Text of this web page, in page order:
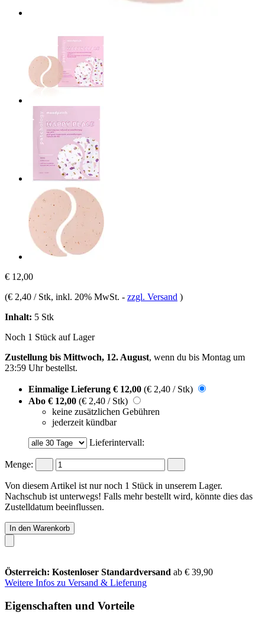
€ 12,00
(€ 2,40 / Stk, inkl. 20% MwSt. - zzgl. Versand )
Inhalt: 5 Stk
Noch 1 Stück auf Lager
Zustellung bis Mittwoch, 12. August, wenn du bis Montag um
23:59 Uhrbestellst.
Einmalige Lieferung € 12,00 (€ 2,40 / Stk)
Abo € 12,00 (€ 2,40 / Stk)
keine zusätzlichen Gebühren
jederzeit kündbar
Lieferintervall:
Menge:
Von diesem Artikel ist nur noch 1 Stück in unserem Lager.
Nachschub ist unterwegs! Falls mehr bestellt wird, könnte dies das
Zustelldatum beeinflussen.
In den Warenkorb
Österreich: Kostenloser Standardversand ab € 39,90
Weitere Infos zu Versand & Lieferung
Eigenschaften und Vorteile